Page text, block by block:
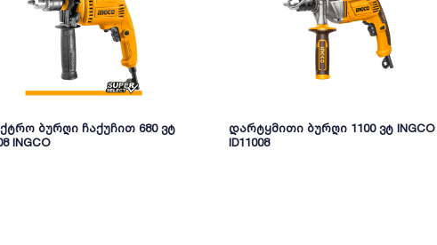
ბურღი ჩაქუჩით 680 ვტ
INGCO
დარტყმითი ბურღი 1100 ვტ INGCO
ID11008